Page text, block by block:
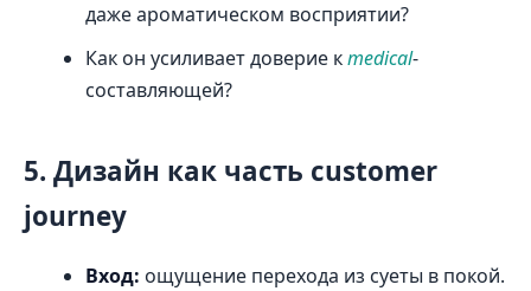
даже ароматическом восприятии?
Как он усиливает доверие кmedical-
составляющей?
5. Дизайн как часть customer
journey
Вход: ощущение перехода из суеты в покой.